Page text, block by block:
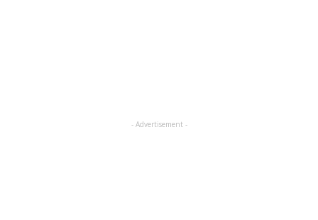
- Advertisement -